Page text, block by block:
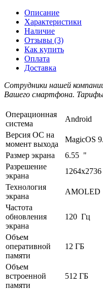
Описание
Характеристики
Наличие
Отзывы (3)
Как купить
Оплата
Доставка
Сотрудники нашей
Вашего смартфона.
Операционная
система
Android
Версия ОС на
момент выхода
MagicOS
Размер экрана
6.55 "
Разрешение
экрана
Технология
экрана
AMOLED
Частота
обновления
экрана
120 Гц
Объем
оперативной
памяти
12 ГБ
Объем
встроенной
памяти
512 ГБ